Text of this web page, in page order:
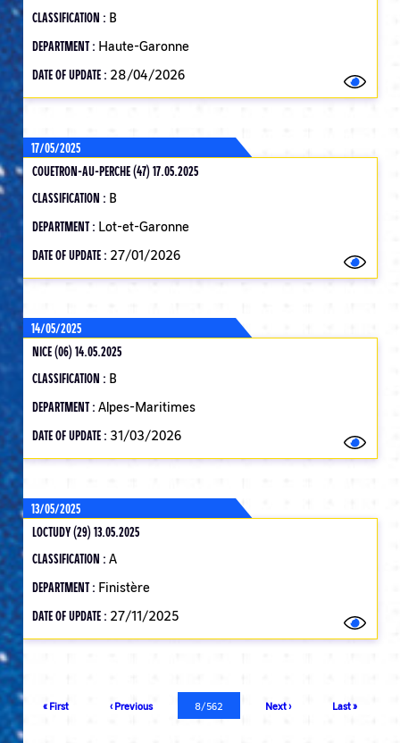
CLASSIFICATION : B
DEPARTMENT : Haute-Garonne
DATE OF UPDATE : 28/04/2026
17/05/2025
COUETRON-AU-PERCHE (47) 17.05.2025
CLASSIFICATION : B
DEPARTMENT : Lot-et-Garonne
DATE OF UPDATE : 27/01/2026
14/05/2025
NICE (06) 14.05.2025
CLASSIFICATION : B
DEPARTMENT : Alpes-Maritimes
DATE OF UPDATE : 31/03/2026
13/05/2025
LOCTUDY (29) 13.05.2025
CLASSIFICATION : A
DEPARTMENT : Finistère
DATE OF UPDATE : 27/11/2025
Pagination
First
« First
Previous
‹ Previous
Current
page
8/562
Next
Next ›
Last
Last »